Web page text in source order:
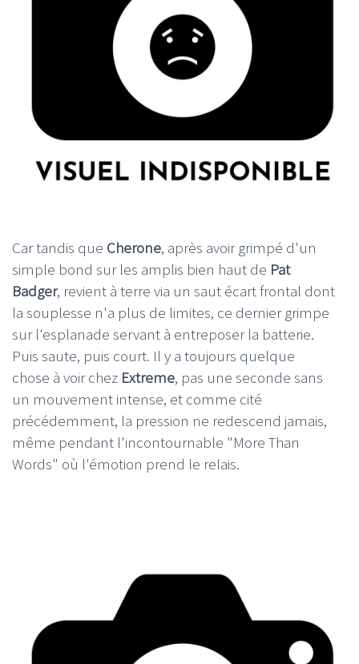
Car tandis que Cherone, après avoir grimpé d'un
simple bond sur les amplis bien haut de Pat
Badger, revient à terre via un saut écart frontal dont
la souplesse n'a plus de limites, ce dernier grimpe
sur l'esplanade servant à entreposer la batterie.
Puis saute, puis court. Il y a toujours quelque
chose à voir chez Extreme, pas une seconde sans
un mouvement intense, et comme cité
précédemment, la pression ne redescend jamais,
même pendant l'incontournable "More Than
Words" où l'émotion prend le relais.